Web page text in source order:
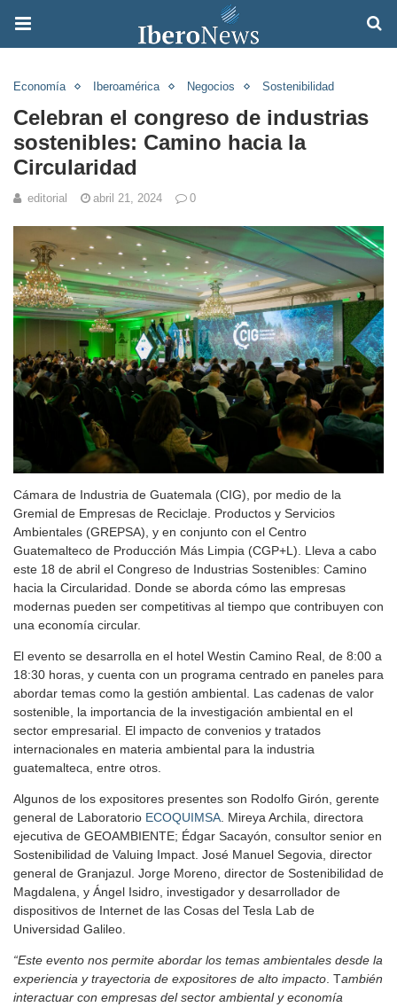
Economía Iberoamérica Negocios Sostenibilidad
Celebran el congreso de industrias
sostenibles: Camino hacia la
Circularidad
editorial abril 21, 2024 0
Cámara de Industria de Guatemala (CIG), por medio de la
Gremial de Empresas de Reciclaje. Productos y Servicios
Ambientales (GREPSA), y en conjunto con el Centro
Guatemalteco de Producción Más Limpia (CGP+L). Lleva a cabo
este 18 de abril el Congreso de Industrias Sostenibles: Camino
hacia la Circularidad. Donde se aborda cómo las empresas
modernas pueden ser competitivas al tiempo que contribuyen con
una economía circular.
El evento se desarrolla en el hotel Westin Camino Real, de 8:00 a
18:30 horas, y cuenta con un programa centrado en paneles para
abordar temas como la gestión ambiental. Las cadenas de valor
sostenible, la importancia de la investigación ambiental en el
sector empresarial. El impacto de convenios y tratados
internacionales en materia ambiental para la industria
guatemalteca, entre otros.
Algunos de los expositores presentes son Rodolfo Girón, gerente
general de Laboratorio ECOQUIMSA . Mireya Archila, directora
ejecutiva de GEOAMBIENTE; Édgar Sacayón, consultor senior en
Sostenibilidad de Valuing Impact. José Manuel Segovia, director
general de Granjazul. Jorge Moreno, director de Sostenibilidad de
Magdalena, y Ángel Isidro, investigador y desarrollador de
dispositivos de Internet de las Cosas del Tesla Lab de
Universidad Galileo.
“Este evento nos permite abordar los temas ambientales desde la
experiencia y trayectoria de expositores de alto impacto . También
interactuar con empresas del sector ambiental y economía